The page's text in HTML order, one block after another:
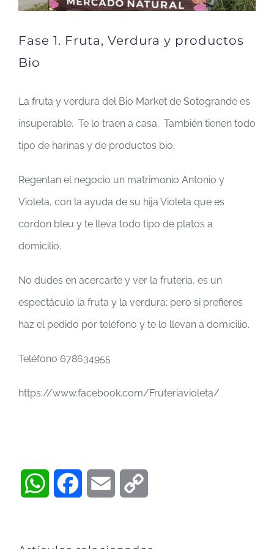
Fase 1. Fruta, Verdura y productos
Bio
La fruta y verdura del Bio Market de Sotogrande es
insuperable. Te lo traen a casa. También tienen todo
tipo de harinas y de productos bio.
Regentan el negocio un matrimonio Antonio y
Violeta, con la ayuda de su hija Violeta que es
cordon bleu y te lleva todo tipo de platos a
domicilio.
No dudes en acercarte y ver la fruteria, es un
espectáculo la fruta y la verdura; pero si prefieres
haz el pedido por teléfono y te lo llevan a domicilio.
Teléfono 678634955
https://www.facebook.com/Fruteriavioleta/
WhatsAppFacebookEmail